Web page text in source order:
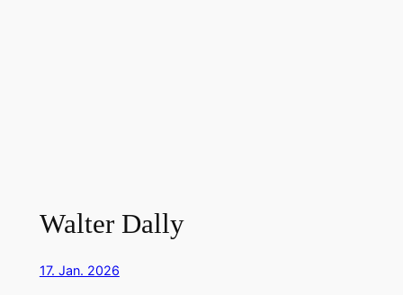
Walter Dally
17. Jan. 2026